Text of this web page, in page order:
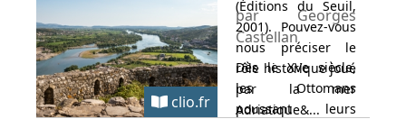
(Éditions du Seuil,
2001). Pouvez-vous
nous préciser le
rôle historique joué
par la mer
Adriatique&...
clio.fr
par Georges
Castellan
Dès le XVe siècle,
les Ottomans
poussant leurs